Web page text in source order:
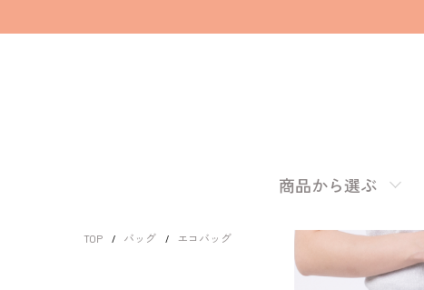
商品から選ぶ
TOP バッグ エコバッグ